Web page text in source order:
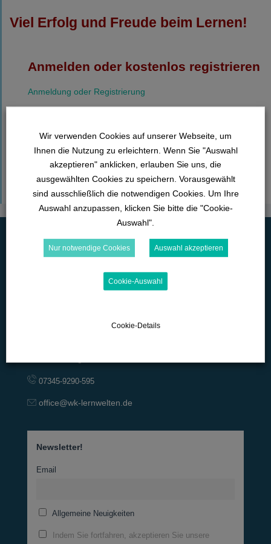
Viel Erfolg und Freude beim Lernen!
Anmelden oder kostenlos registrieren
Anmeldung oder Registrierung
Sollte sich das Anmeldefenster nach Klick auf den Link
“Anmelden / kostenlos registrieren” nicht öffnen,
klicken Sie hier
07345-9290-595
office@wk-lernwelten.de
Newsletter!
Email
Allgemeine Neuigkeiten
Indem Sie fortfahren, akzeptieren Sie unsere
Wir verwenden Cookies auf unserer Webseite, um
Ihnen die Nutzung zu erleichtern. Wenn Sie "Auswahl
akzeptieren" anklicken, erlauben Sie uns, die
ausgewählten Cookies zu speichern. Vorausgewählt
sind ausschließlich die notwendigen Cookies. Um Ihre
Auswahl anzupassen, klicken Sie bitte die "Cookie-
Auswahl".
Nur notwendige Cookies Auswahl akzeptieren
Cookie-Auswahl
Cookie-Details